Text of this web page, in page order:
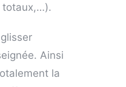
totaux,…).
Ainsi
la